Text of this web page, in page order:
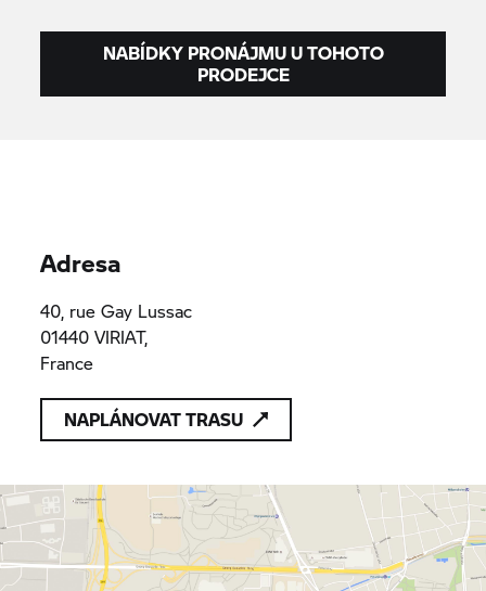
NABÍDKY PRONÁJMU U TOHOTO
PRODEJCE
Adresa
40, rue Gay Lussac
01440 VIRIAT,
France
NAPLÁNOVAT TRASU